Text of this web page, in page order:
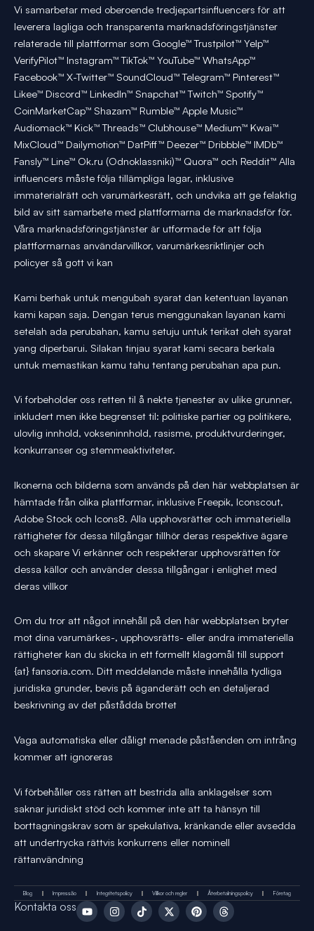
Vi samarbetar med oberoende tredjepartsinfluencers för att
leverera lagliga och transparenta marknadsföringstjänster
relaterade till plattformar som Google™ Trustpilot™ Yelp™
VerifyPilot™ Instagram™ TikTok™ YouTube™ WhatsApp™
Facebook™ X-Twitter™ SoundCloud™ Telegram™ Pinterest™
Likee™ Discord™ LinkedIn™ Snapchat™ Twitch™ Spotify™
CoinMarketCap™ Shazam™ Rumble™ Apple Music™
Audiomack™ Kick™ Threads™ Clubhouse™ Medium™ Kwai™
MixCloud™ Dailymotion™ DatPiff™ Deezer™ Dribbble™ IMDb™
Fansly™ Line™ Ok.ru (Odnoklassniki)™ Quora™ och Reddit™ Alla
influencers måste följa tillämpliga lagar, inklusive
immaterialrätt och varumärkesrätt, och undvika att ge felaktig
bild av sitt samarbete med plattformarna de marknadsför för.
Våra marknadsföringstjänster är utformade för att följa
plattformarnas användarvillkor, varumärkesriktlinjer och
policyer så gott vi kan
Kami berhak untuk mengubah syarat dan ketentuan layanan
kami kapan saja. Dengan terus menggunakan layanan kami
setelah ada perubahan, kamu setuju untuk terikat oleh syarat
yang diperbarui. Silakan tinjau syarat kami secara berkala
untuk memastikan kamu tahu tentang perubahan apa pun.
Vi forbeholder oss retten til å nekte tjenester av ulike grunner,
inkludert men ikke begrenset til: politiske partier og politikere,
ulovlig innhold, vokseninnhold, rasisme, produktvurderinger,
konkurranser og stemmeaktiviteter.
Ikonerna och bilderna som används på den här webbplatsen är
hämtade från olika plattformar, inklusive Freepik, Iconscout,
Adobe Stock och Icons8. Alla upphovsrätter och immateriella
rättigheter för dessa tillgångar tillhör deras respektive ägare
och skapare Vi erkänner och respekterar upphovsrätten för
dessa källor och använder dessa tillgångar i enlighet med
deras villkor
Om du tror att något innehåll på den här webbplatsen bryter
mot dina varumärkes-, upphovsrätts- eller andra immateriella
rättigheter kan du skicka in ett formellt klagomål till support
{at} fansoria.com. Ditt meddelande måste innehålla tydliga
juridiska grunder, bevis på äganderätt och en detaljerad
beskrivning av det påstådda brottet
Vaga automatiska eller dåligt menade påståenden om intrång
kommer att ignoreras
Vi förbehåller oss rätten att bestrida alla anklagelser som
saknar juridiskt stöd och kommer inte att ta hänsyn till
borttagningskrav som är spekulativa, kränkande eller avsedda
att undertrycka rättvis konkurrens eller nominell
rättanvändning
Blog Impressão Integritetspolicy Villkor och regler Återbetalningspolicy Företag
Kontakta oss Y
o
u
I
n
s
T
i
k
X
-
t
P
i
n
T
r
å